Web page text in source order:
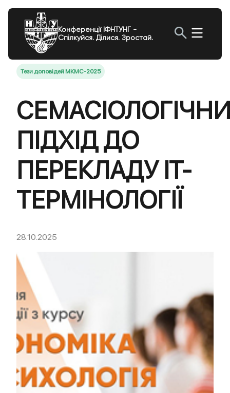
Конференції ІФНТУНГ -
Спілкуйся. Ділися. Зростай.
Тези доповідей МКМС-2025
ПІДХІД ДО
ПЕРЕКЛАДУ IT-
ТЕРМІНОЛОГІЇ
28.10.2025